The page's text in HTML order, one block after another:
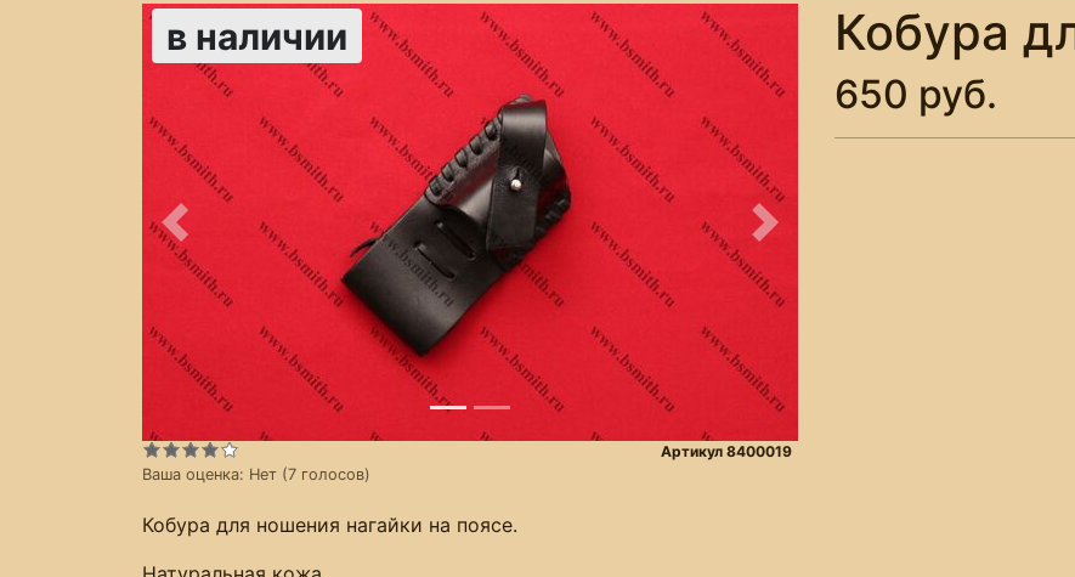
в наличии
Предыдущее Следующее
Ваша оценка: Нет (7 голосов)
Артикул 8400019
Кобура
650 руб.
Кобура для ношения нагайки на поясе.